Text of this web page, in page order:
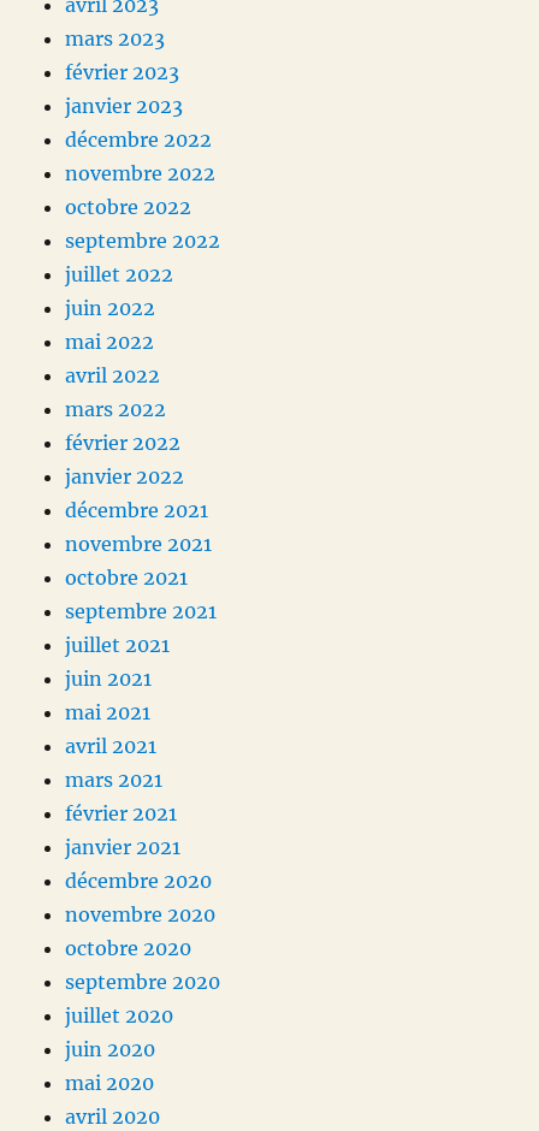
avril 2023
mars 2023
février 2023
janvier 2023
décembre 2022
novembre 2022
octobre 2022
septembre 2022
juillet 2022
juin 2022
mai 2022
avril 2022
mars 2022
février 2022
janvier 2022
décembre 2021
novembre 2021
octobre 2021
septembre 2021
juillet 2021
juin 2021
mai 2021
avril 2021
mars 2021
février 2021
janvier 2021
décembre 2020
novembre 2020
octobre 2020
septembre 2020
juillet 2020
juin 2020
mai 2020
avril 2020